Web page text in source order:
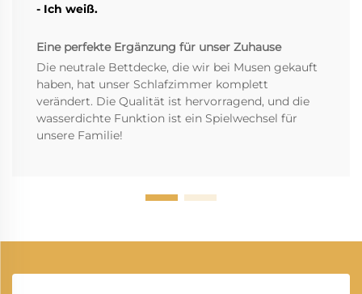
- Ich weiß.
Eine perfekte Ergänzung für unser Zuhause
Die neutrale Bettdecke, die wir bei Musen gekauft
haben, hat unser Schlafzimmer komplett
verändert. Die Qualität ist hervorragend, und die
wasserdichte Funktion ist ein Spielwechsel für
unsere Familie!